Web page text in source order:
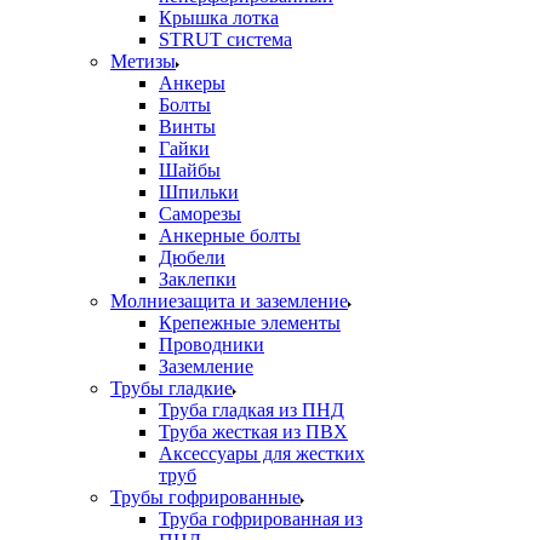
Крышка лотка
STRUT система
Метизы
Анкеры
Болты
Винты
Гайки
Шайбы
Шпильки
Саморезы
Анкерные болты
Дюбели
Заклепки
Молниезащита и заземление
Крепежные элементы
Проводники
Заземление
Трубы гладкие
Труба гладкая из ПНД
Труба жесткая из ПВХ
Аксессуары для жестких
труб
Трубы гофрированные
Труба гофрированная из